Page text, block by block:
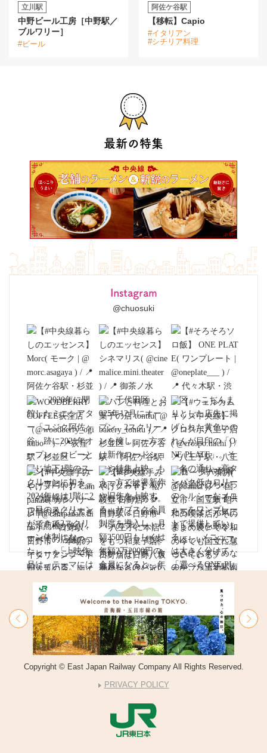
最新の特集
Instagram
@chuosuki
立川駅
中野ビール工房［中野駅／
ブルワリー］
#ビール
阿佐ケ谷駅
【移転】Capio
#イタリアン
#シチリア料理
Copyright © East Japan Railway Company All Rights Reserved.
PRIVACY POLICY